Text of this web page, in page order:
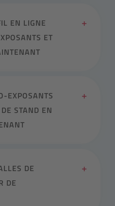
EN LIGNE
ET
EXPOSANTS
STAND EN
DE
DE